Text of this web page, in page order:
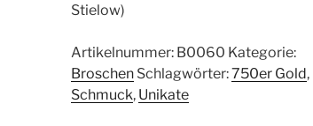
Stielow)
Artikelnummer: B0060 Kategorie:
Broschen Schlagwörter:750er Gold,
Schmuck, Unikate